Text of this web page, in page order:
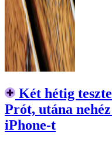
Két hétig
Prót, utána
iPhone-t